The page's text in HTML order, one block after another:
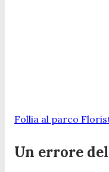
Follia al parco
Un errore